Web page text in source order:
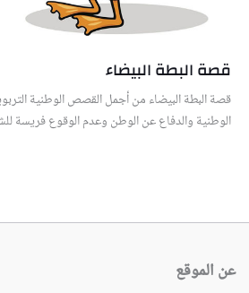
قصة البطة البيضاء
قصة البطة البيضاء من أجمل القصص الوطنية
الوطنية والدفاع عن الوطن وعدم الوقوع فريسة
عن الموقع